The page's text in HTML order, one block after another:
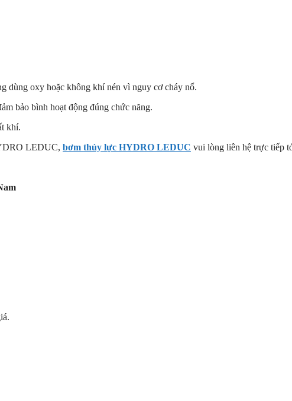
dùng oxy hoặc không khí nén vì nguy cơ cháy nổ.
bảo bình hoạt động đúng chức năng.
khí.
LEDUC, bơm thủy lực HYDRO LEDUC vui lòng liên hệ trực tiếp